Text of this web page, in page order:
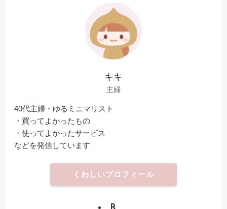
キキ
主婦
40代主婦・ゆるミニマリスト
・買ってよかったもの
・使ってよかったサービス
などを発信しています
くわしいプロフィール